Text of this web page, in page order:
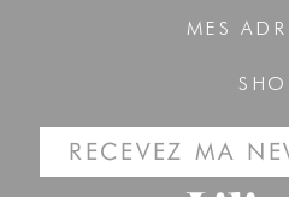
MES
RECEVEZ MA